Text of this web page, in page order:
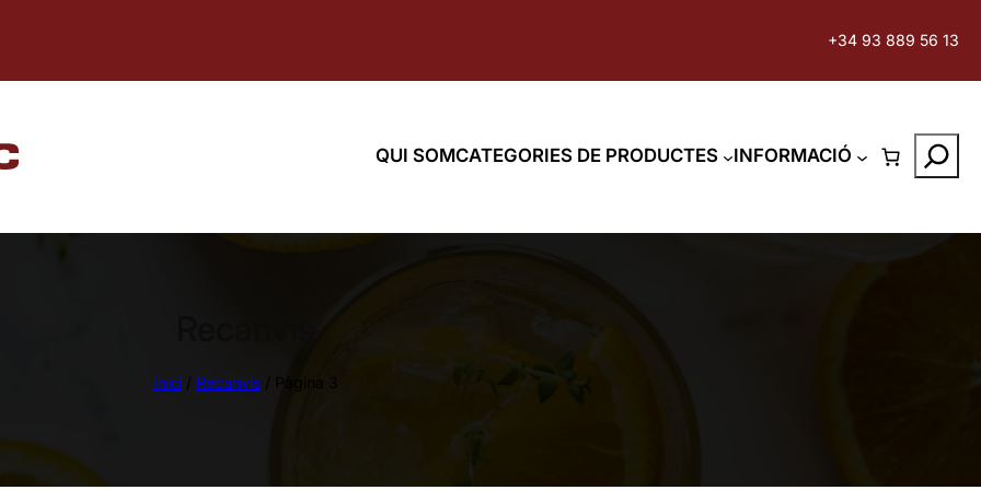
+34 93 889 56 13
QUI SOMCATEGORIES DE PRODUCTES INFORMACIÓ Search
Inici/ Recanvis/ Pàgina 3